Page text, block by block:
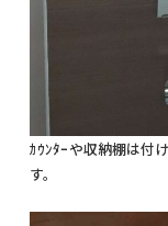
ｶｳﾝﾀｰや収納棚は付
す。